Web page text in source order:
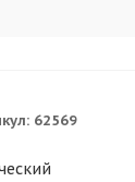
62569